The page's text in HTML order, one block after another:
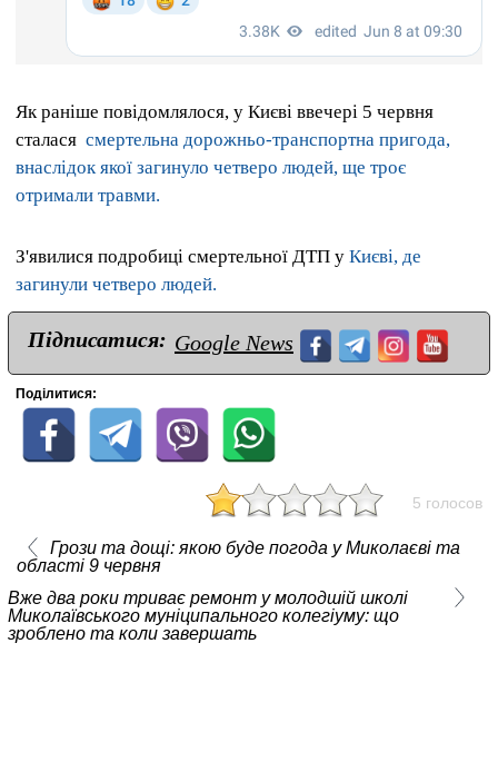
Як раніше повідомлялося, у Києві ввечері 5 червня
сталася смертельна дорожньо-транспортна пригода,
внаслідок якої загинуло четверо людей, ще троє
отримали травми.
З'явилися подробиці смертельної ДТП у Києві, де
загинули четверо людей.
Підписатися: Google News
Поділитися:
5 голосов
Грози та дощі: якою буде погода у Миколаєві та
області 9 червня
Вже два роки триває ремонт у молодшій школі
Миколаївського муніципального колегіуму: що
зроблено та коли завершать